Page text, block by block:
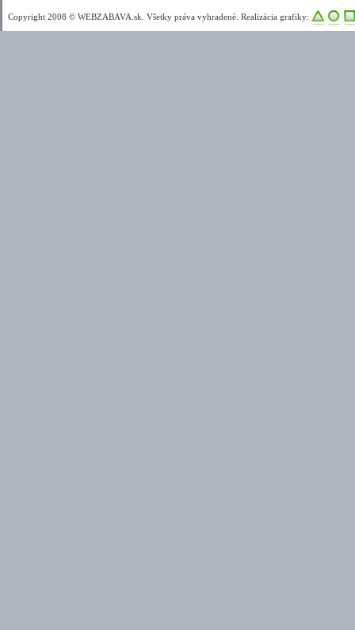
Copyright 2008 © WEBZABAVA.sk. Všetky práva vyhradené. Realizácia grafiky: